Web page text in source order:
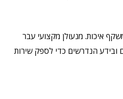
איכות. מנעולן מקצועי עבר
ובידע הנדרשים כדי לספק שירות